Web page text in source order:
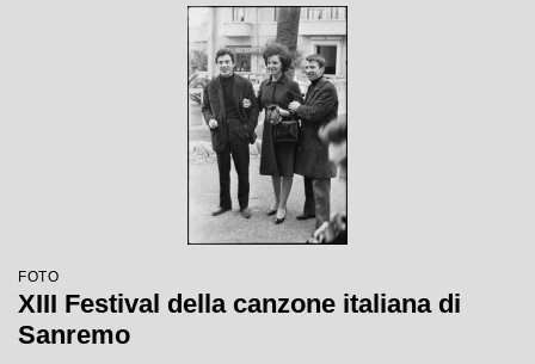
FOTO
XIII Festival della canzone italiana di
Sanremo